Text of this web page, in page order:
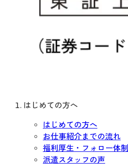
はじめての方へ
はじめての方へ
お仕事紹介までの流れ
福利厚生・フォロー体制
派遣スタッフの声